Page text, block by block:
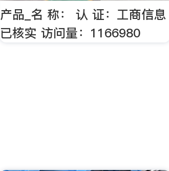
产品_名 称： 认 证：工商信息
已核实 访问量：1166980